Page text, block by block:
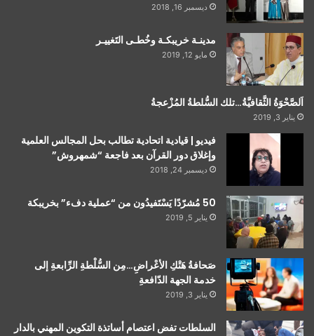
ديسمبر 16, 2018
مدينـة خريبكـة وخُطـى التَغييـر
مايو 12, 2019
اَلصَّحْوَةُ الثَّقافيَّةُ…تلك السُّلطةُ المُزْعجةُ
يناير 3, 2019
فيديو | قيادية اتحادية تطالب بحل المجالس العلمية
وإغلاق دور القرآن بعد فاجعة “شمهروش”
ديسمبر 24, 2018
50 مُشرّدًا يَسْتَفيدُون من “عملية دفء” بخريبكة
يناير 5, 2019
صَحافةُ هَتْكِ الأعْراضِ…مِن السُّلْطةِ الرِّابعةِ إلى
خدمة الجهة الدّافعةِ
يناير 3, 2019
السلطات تفض اعتصام أساتذة التكوين المهني بالدار